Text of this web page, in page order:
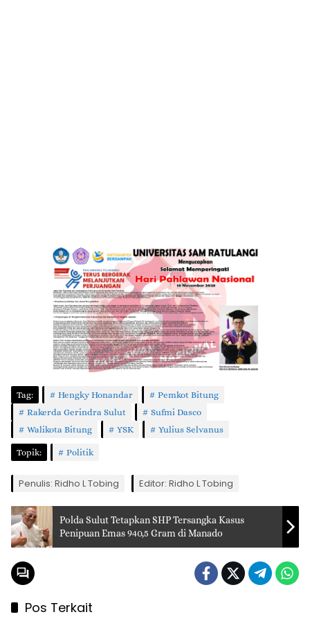
Tag: Hengky Honandar
Pemkot Bitung
Rakerda Gerindra Sulut
Sufmi Dasco
Walikota Bitung
YSK Yulius Selvanus
Topik: Politik
Penulis: Ridho L Tobing Editor: Ridho L Tobing
Polda Sulut Tetapkan SHP Tersangka Kasus
Penipuan Emas 940,5 Gram di Manado
Pos Terkait